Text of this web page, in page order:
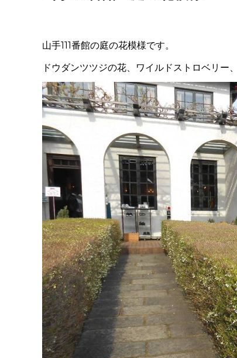
山手111番館の庭の花模様です。
ドウダンツツジの花、ワイルドストロベリー